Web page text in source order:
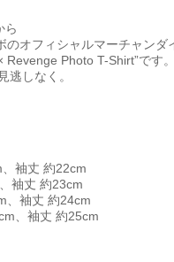
ら
のオフィシャルマーチャンダ
Revenge Photo T-Shirt”です
逃しなく。
袖丈 約22cm
袖丈 約23cm
、袖丈 約24cm
、袖丈 約25cm